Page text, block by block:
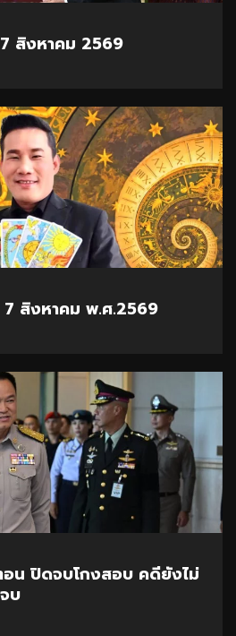
สิงหาคม 2569
7 สิงหาคม พ.ศ.2569
น ปิดจบโกงสอบ คดียังไม่
บ